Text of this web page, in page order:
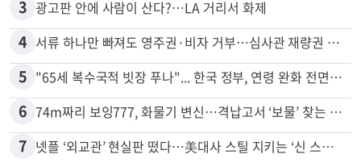
2 드라이브스루서 시작된 총격…인앤아웃 참사 영상 공개
3 광고판 안에 사람이 산다?…LA 거리서 화제
4 서류 하나만 빠져도 영주권·비자 거부…심사관 재량권 대폭 확대
5 "65세 복수국적 빗장 푸나"... 한국 정부, 연령 완화 전면 추진
6 74m짜리 보잉777, 화물기 변신…격납고서 ‘보물’ 찾는 인천공항